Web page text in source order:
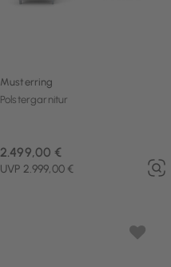
Musterring
Polstergarnitur
2.499,00 €
UVP 2.999,00 €